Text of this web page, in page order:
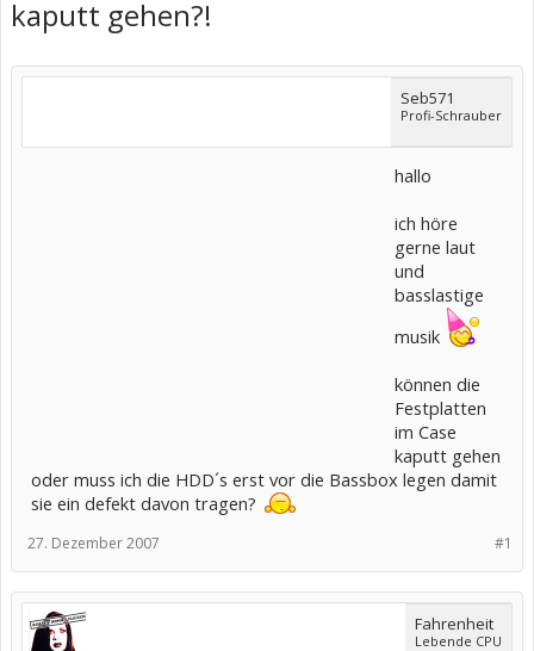
kaputt gehen?!
Seb571
Profi-Schrauber
hallo
ich höre
gerne laut
und
basslastige
musik
können die
Festplatten
im Case
kaputt gehen
oder muss ich die HDD´s erst vor die Bassbox legen damit
sie ein defekt davon tragen?
#1
27. Dezember 2007
Fahrenheit
Lebende CPU